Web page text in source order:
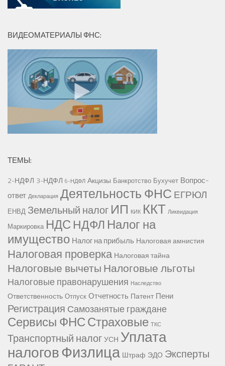
ВИДЕОМАТЕРИАЛЫ ФНС:
ТЕМЫ:
2-НДФЛ 3-НДФЛ 6-НДФЛ Акцизы Банкротство Бухучет Вопрос-
ответ Декларация Деятельность ФНС ЕГРЮЛ
ЕНВД Земельный налог ИП КИК ККТ Ликвидация
Маркировка НДС НДФЛ Налог на
имущество Налог на прибыль Налоговая амнистия
Налоговая проверка Налоговая тайна
Налоговые вычетыНалоговые льготы
Налоговые правонарушения Наследство
Ответственность Отпуск Отчетность Патент Пени
Регистрация Самозанятые граждане
Сервисы ФНССтраховые ТКС
Транспортный налогУСН Уплата
налоговФизлица Штраф ЭДО Эксперты